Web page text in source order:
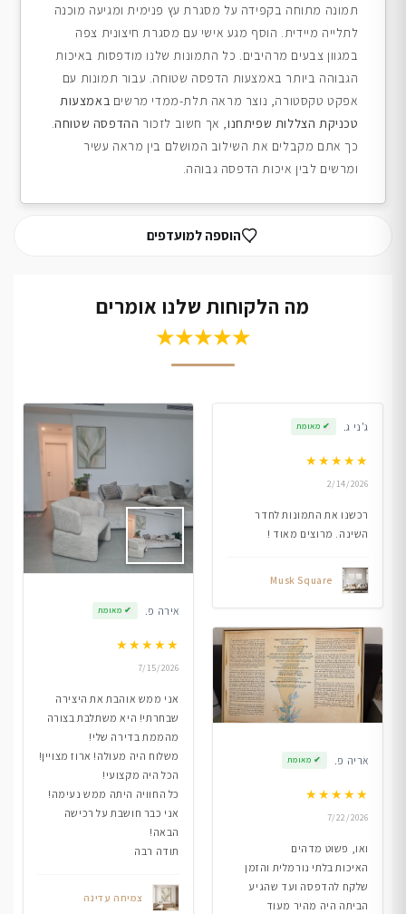
תמונה מתוחה בקפידה על מסגרת עץ פנימית ומגיעה מוכנה
לתלייה מיידית. הוסף מגע אישי עם מסגרת חיצונית צפה
במגוון צבעים מרהיבים. כל התמונות שלנו מודפסות באיכות
הגבוהה ביותר באמצעות הדפסה שטוחה. עבור תמונות עם
אפקט טקסטורה, נוצר מראה תלת-ממדי מרשים באמצעות
טכניקת הצללות שפיתחנו, אך חשוב לזכור ההדפסה שטוחה.
כך אתם מקבלים את השילוב המושלם בין מראה עשיר
ומרשים לבין איכות הדפסה גבוהה.
הוספה למועדפים
מה הלקוחות שלנו אומרים
★★★★★
ג'ני ג. ✔ מאומת
★★★★★
2/14/2026
רכשנו את התמונות לחדר
השינה. מרוצים מאוד !
Musk Square
אריה פ. ✔ מאומת
★★★★★
7/22/2026
ואו, פשוט מדהים
האיכות בלתי נורמלית והזמן
שלקח להדפסה ועד שהגיע
הביתה היה מהיר מעוד
אירה פ. ✔ מאומת
★★★★★
7/15/2026
אני ממש אוהבת את היצירה
שבחרתי! היא משתלבת בצורה
מהממת בדירה שלי!
משלוח היה מעולה! ארוז מצויין!
הכל היה מקצועי!
כל החוויה היתה ממש נעימה!
אני כבר חושבת על רכישה
הבאה!
תודה רבה
צמיחה עדינה